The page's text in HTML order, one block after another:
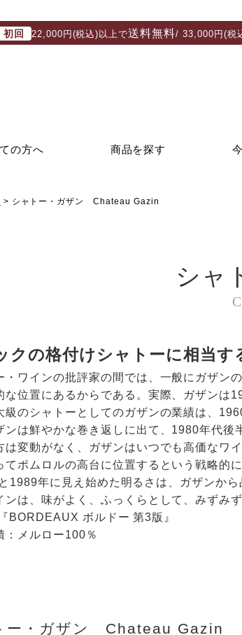
初回 22,000円(税込)以上で送料無料/ 33,000円(税
の方へ 商品を探す
シャトー・ガザン Chateau Gazin
シャ
クの格付けシャトーに相当す
・ワインの批評家の間では、一般にガザン
な位置にあるからである。実際、ガザンは
級のシャトーとしてのガザンの業績は、
ンは鮮やかな巻き返しに出て、1980年代後
は変動がなく、ガザンはいつでも高価なワ
てポムロルの高台に位置するという戦略的
1989年に見え始めた明るさは、ガザンか
ンは、味がよく、ふっくらとして、みずみ
BORDEAUX ボルドー 第3版』
：メルロー100％
ー・ガザン Chateau Gazin